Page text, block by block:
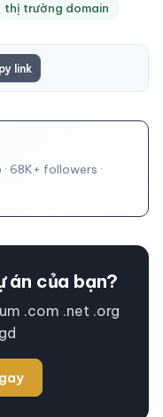
thị trường domain
link
68K+ followers ·
án của bạn?
.com .net .org